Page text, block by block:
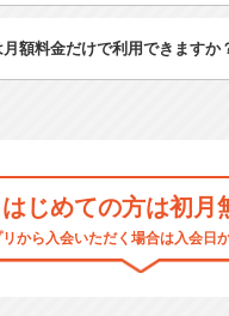
額料金だけで利用できますか
はじめての方は初月
から入会いただく場合は入会日